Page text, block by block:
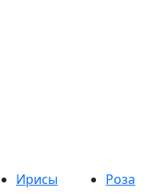
Ирисы
Роза